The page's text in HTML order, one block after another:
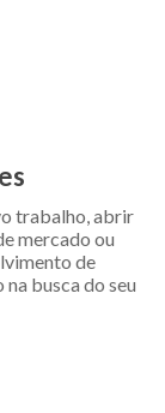
trabalho, abrir
mercado ou
de
busca do seu